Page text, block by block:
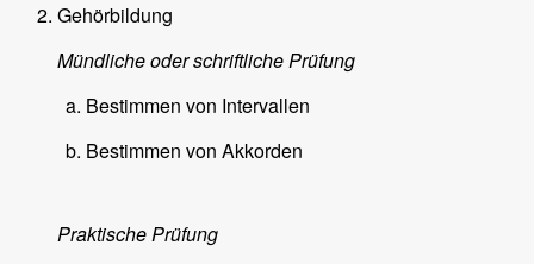
Gehörbildung
Mündliche oder schriftliche Prüfung
Bestimmen von Intervallen
Bestimmen von Akkorden
Praktische Prüfung